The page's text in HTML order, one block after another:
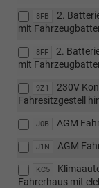
8FB
2.
mit
8FF
2.
mit
9Z1
230V
Fahresitzgestell
J0B AGM
J1N AGM
KC5
Fahrerhaus mit